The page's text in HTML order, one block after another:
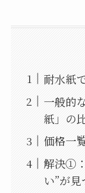
耐水紙
一般的
紙」の
価格一
解決①
い”が見